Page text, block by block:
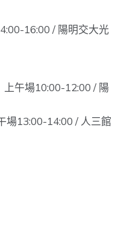
16:00 / 陽明交大光
上午場10:00-12:00 / 陽
14:00 / 人三館